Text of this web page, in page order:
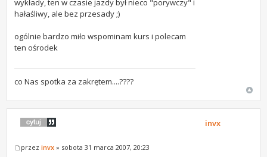
wykłady, ten w czasie jazdy był nieco "porywczy" i
hałaśliwy, ale bez przesady ;)
ogólnie bardzo miło wspominam kurs i polecam
ten ośrodek
co Nas spotka za zakrętem....????
przezinvx » sobota 31 marca 2007, 20:23
invx